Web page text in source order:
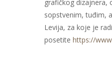
grafičkog dizajnera,
sopstvenim, tuđim,
Levija, za koje je
posetite https://